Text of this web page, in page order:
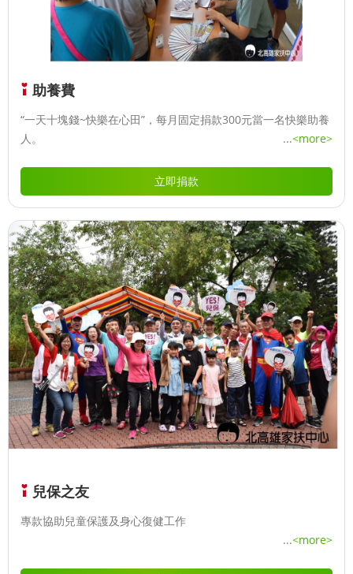
助養費
“一天十塊錢~快樂在心田”，每月固定捐款300元當一名快樂助養
人。
...<more>
立即捐款
兒保之友
專款協助兒童保護及身心復健工作
...<more>